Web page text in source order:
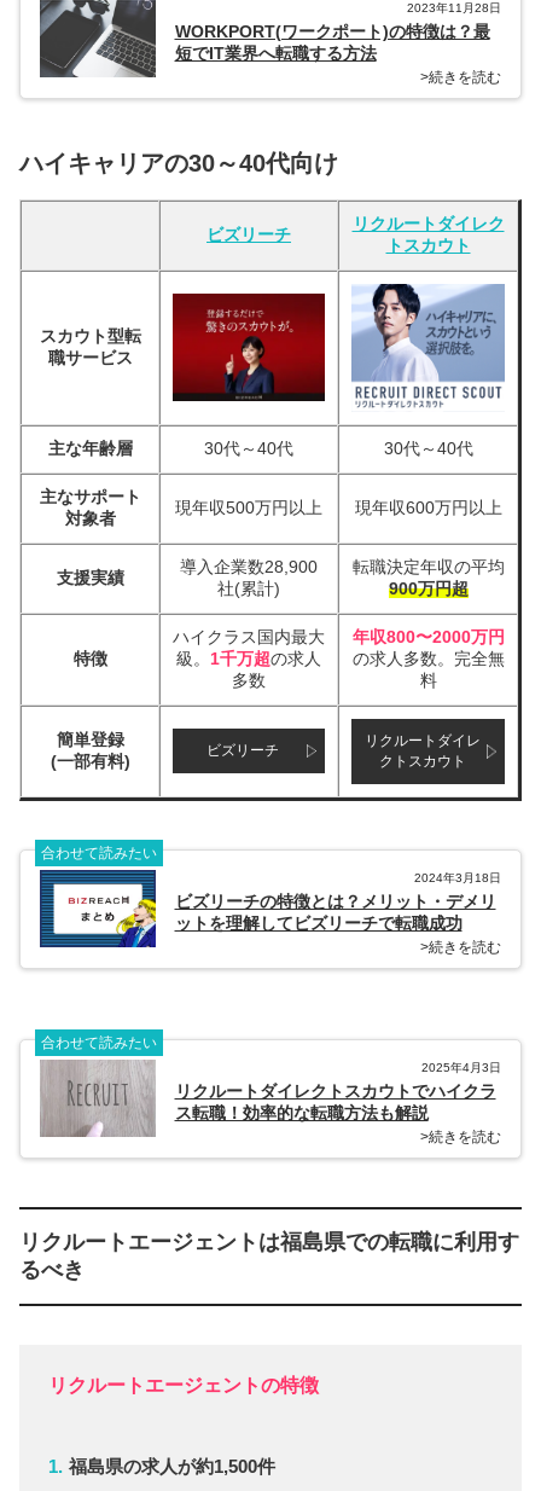
2023年11月28日
WORKPORT(ワークポート)の特徴は？最
短でIT業界へ転職する方法
>続きを読む
ハイキャリアの30～40代向け
ビズリーチ
リクルートダイレク
トスカウト
スカウト型転
職サービス
主な年齢層 30代～40代 30代～40代
主なサポート
対象者
現年収500万円以上 現年収600万円以上
支援実績
導入企業数28,900
社(累計)
転職決定年収の平均
900万円超
特徴
ハイクラス国内最大
級。 1千万超の求人
多数
年収800〜2000万円
の求人多数。完全無
料
簡単登録
(一部有料)
ビズリーチ
リクルートダイレ
クトスカウト
合わせて読みたい
2024年3月18日
ビズリーチの特徴とは？メリット・デメリ
ットを理解してビズリーチで転職成功
>続きを読む
合わせて読みたい
2025年4月3日
リクルートダイレクトスカウトでハイクラ
ス転職！効率的な転職方法も解説
>続きを読む
リクルートエージェントは福島県での転職に利用す
るべき
リクルートエージェントの特徴
福島県の求人が約1,500件